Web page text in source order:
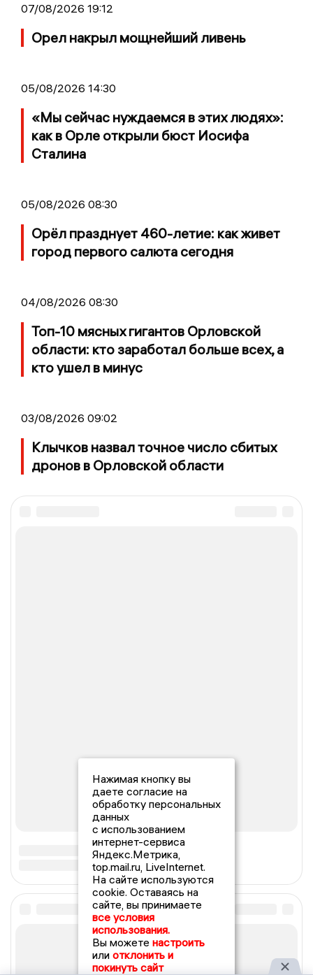
07/08/2026 19:12
Орел накрыл мощнейший ливень
05/08/2026 14:30
«Мы сейчас нуждаемся в этих людях»:
как в Орле открыли бюст Иосифа
Сталина
05/08/2026 08:30
Орёл празднует 460-летие: как живет
город первого салюта сегодня
04/08/2026 08:30
Топ-10 мясных гигантов Орловской
области: кто заработал больше всех, а
кто ушел в минус
03/08/2026 09:02
Клычков назвал точное число сбитых
дронов в Орловской области
Нажимая кнопку вы
даете согласие на
обработку персональных
данных
с использованием
интернет-сервиса
Яндекс.Метрика,
top.mail.ru, LiveInternet.
На сайте используются
cookie. Оставаясь на
сайте, вы принимаете
все условия
использования.
Вы можете настроить
или отклонить и
покинуть сайт